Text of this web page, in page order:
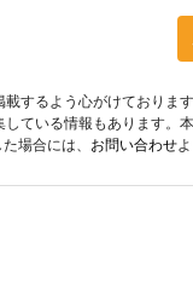
するよう心がけておりま
している情報もあります
場合には、 お問い合わせ